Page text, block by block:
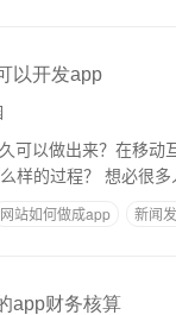
以开发app
可以做出来？在移
哪些人员，需要
网站如何做成app 新闻
app财务核算